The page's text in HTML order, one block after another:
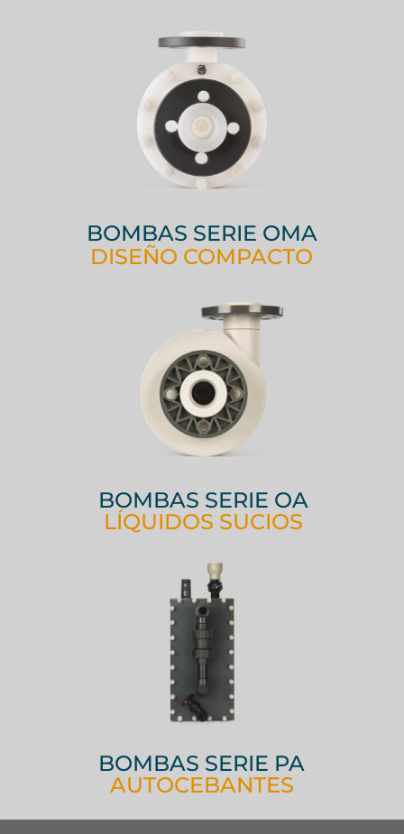
BOMBAS SERIE OMA
DISEÑO COMPACTO
BOMBAS SERIE OA
LÍQUIDOS SUCIOS
BOMBAS SERIE PA
AUTOCEBANTES